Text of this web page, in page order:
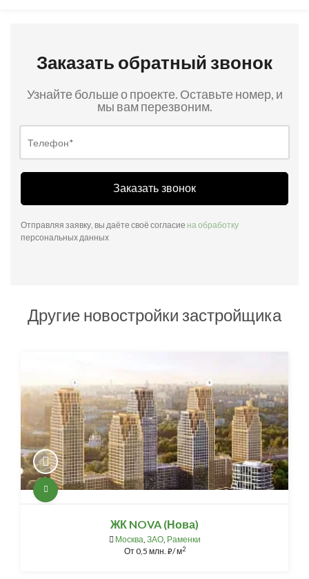
Заказать обратный звонок
Узнайте больше о проекте. Оставьте номер, и
мы вам перезвоним.
Заказать звонок
Отправляя заявку, вы даёте своё согласие на обработку
персональных данных
Другие новостройки застройщика
ЖК NOVA (Нова)
Москва, ЗАО, Раменки
От0,5 млн. ⃏/ м2